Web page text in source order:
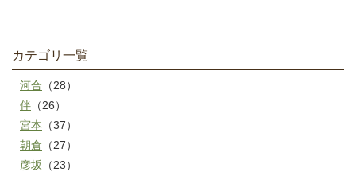
カテゴリ一覧
河合 （28）
伴 （26）
宮本 （37）
朝倉 （27）
彦坂 （23）